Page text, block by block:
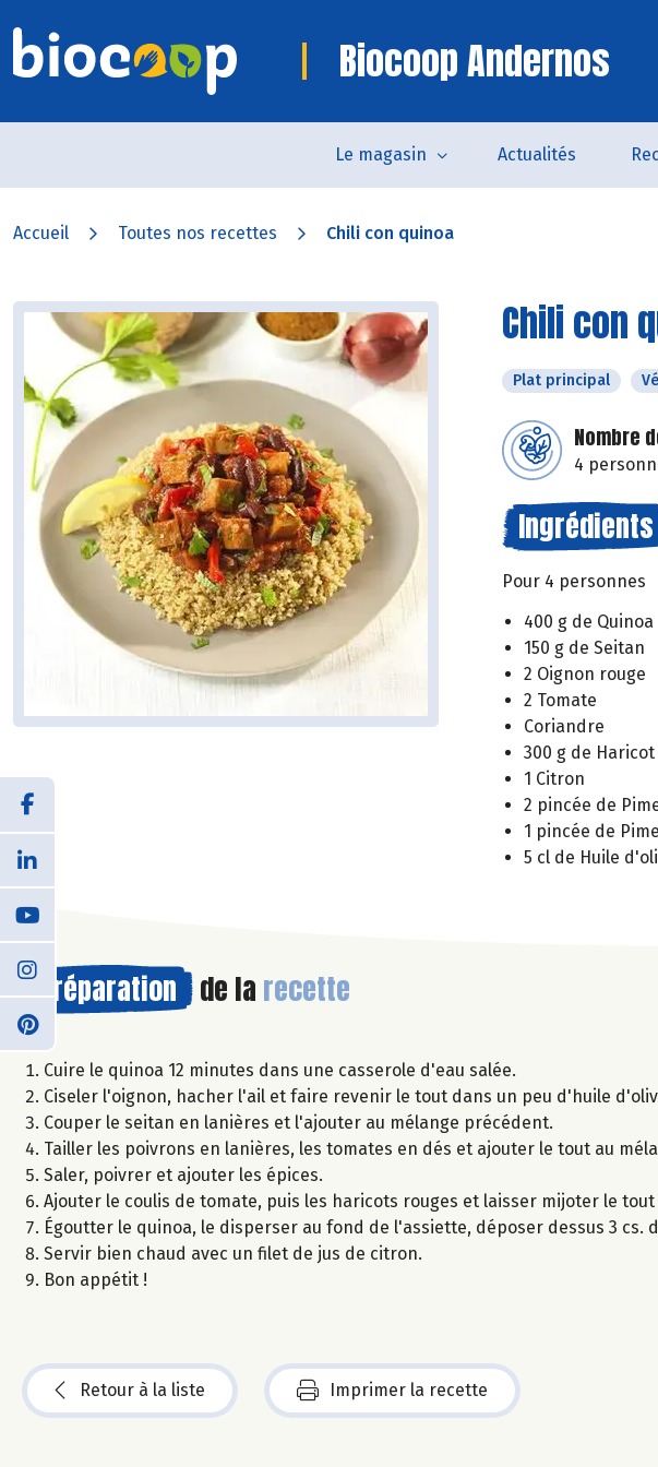
Biocoop Andernos
Le magasin Actualités
Accueil Toutes nos recettes Chili con quinoa
Chili con
Plat principal
Nombre
4
Ingrédients
Pour 4 personnes
400 g de Quinoa
150 g de Seitan
2 Oignon rouge
2 Tomate
Coriandre
300 g de
1 Citron
2 pincée de
1 pincée de
5 cl de Huile
Préparation de la recette
Cuire le quinoa 12 minutes dans une casserole d'eau salée.
Ciseler l'oignon, hacher l'ail et faire revenir le tout dans un peu d'huile
Couper le seitan en lanières et l'ajouter au mélange précédent.
Tailler les poivrons en lanières, les tomates en dés et ajouter le tout au
Saler, poivrer et ajouter les épices.
Ajouter le coulis de tomate, puis les haricots rouges et laisser mijoter le tout
Égoutter le quinoa, le disperser au fond de l'assiette, déposer dessus 3
Servir bien chaud avec un filet de jus de citron.
Bon appétit !
Retour à la liste Imprimer la recette